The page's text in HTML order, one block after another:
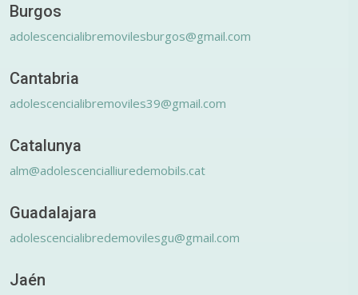
Burgos
adolescencialibremovilesburgos@gmail.com
Cantabria
adolescencialibremoviles39@gmail.com
Catalunya
alm@adolescencialliuredemobils.cat
Guadalajara
adolescencialibredemovilesgu@gmail.com
Jaén